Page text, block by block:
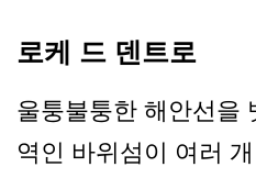
로케 드 덴트로
울퉁불퉁한 해안선을
역인 바위섬이 여러